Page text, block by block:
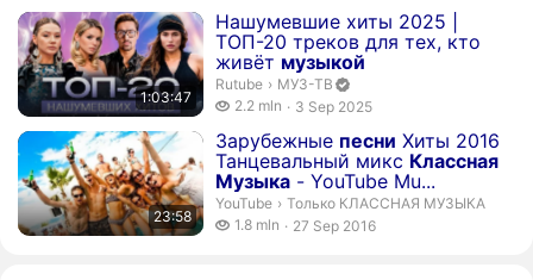
1:03:47
Нашумевшие хиты 2025 |
ТОП-20 треков для тех, кто
живёт музыкой
Duration 1 hour 3 minutes 47 seconds
Rutube › МУЗ-ТВ. Channel verified
МУЗ-ТВ
2.2 mln
2.2 million views3 Sep 2025
23:58
Зарубежные песни Хиты 2016
Танцевальный микс Классная
Музыка - YouTube Mu...
Duration 23 minutes 58 seconds
YouTube › Только КЛАССНАЯ МУЗЫКА.
Только КЛАССНАЯ МУЗЫКА
1.8 mln
1.8 million views27 Sep 2016